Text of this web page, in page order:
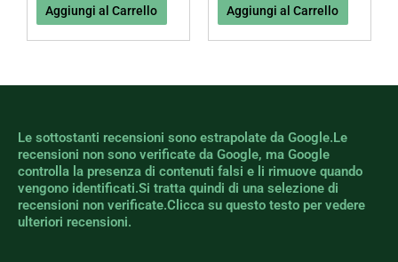
Aggiungi al Carrello Aggiungi al Carrello
Le sottostanti recensioni sono estrapolate da Google.Le
recensioni non sono verificate da Google, ma Google
controlla la presenza di contenuti falsi e li rimuove quando
vengono identificati.Si tratta quindi di una selezione di
recensioni non verificate.Clicca su questo testo per vedere
ulteriori recensioni.